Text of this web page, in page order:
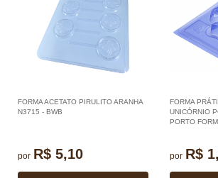
FORMA ACETATO PIRULITO ARANHA
N3715 - BWB
por R$ 5,10
FORMA
UNICÓRNIO
PORTO
por R$